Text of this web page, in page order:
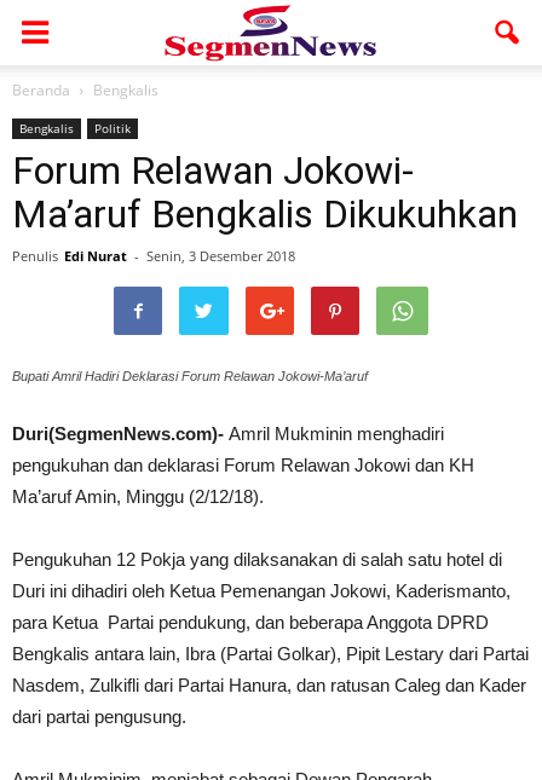
Beranda Bengkalis
Bengkalis Politik
Forum Relawan Jokowi-
Ma’aruf Bengkalis Dikukuhkan
Penulis Edi Nurat - Senin, 3 Desember 2018
Bupati Amril Hadiri Deklarasi Forum Relawan Jokowi-Ma’aruf
Duri(SegmenNews.com)- Amril Mukminin menghadiri
pengukuhan dan deklarasi Forum Relawan Jokowi dan KH
Ma’aruf Amin, Minggu (2/12/18).
Pengukuhan 12 Pokja yang dilaksanakan di salah satu hotel di
Duri ini dihadiri oleh Ketua Pemenangan Jokowi, Kaderismanto,
para Ketua Partai pendukung, dan beberapa Anggota DPRD
Bengkalis antara lain, Ibra (Partai Golkar), Pipit Lestary dari Partai
Nasdem, Zulkifli dari Partai Hanura, dan ratusan Caleg dan Kader
dari partai pengusung.